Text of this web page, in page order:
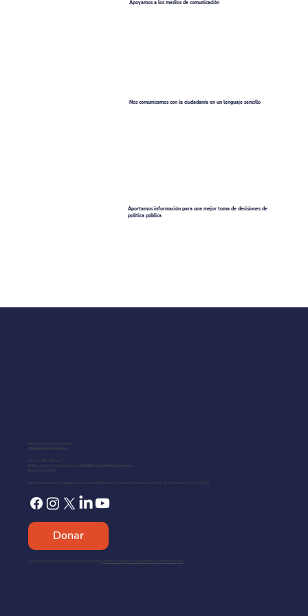
Apoyamos a los medios de comunicación
Nos comunicamos con la ciudadanía en un lenguaje sencillo
Aportamos información para una mejor toma de decisiones de
política pública
ofiscal@javeriana.edu.co
Edificio Jorge Hoyos Vásquez, S.J. ​
Pontificia Universidad Javeriana
Sujeta a inspección y vigilancia por parte del Ministerio de Educación Nacional (artículo 39 del decreto 1295 de 2010)
Donar